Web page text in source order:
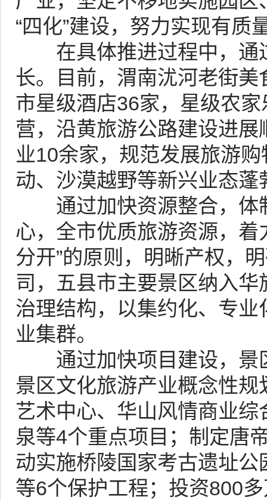
“四化”建设，努力实现有质
在具体推进过程中，通
长。目前，渭南沋河老街
市星级酒店36家，星级农
营，沿黄旅游公路建设进
业10余家，规范发展旅游
动、沙漠越野等新兴业态蓬
通过加快资源整合，体
心，全市优质旅游资源，着
分开”的原则，明晰产权，
司，五县市主要景区纳入
治理结构，以集约化、专
业集群。
通过加快项目建设，景
景区文化旅游产业概念性
艺术中心、华山风情商业
泉等4个重点项目；制定唐
动实施桥陵国家考古遗址
等6个保护工程；投资800